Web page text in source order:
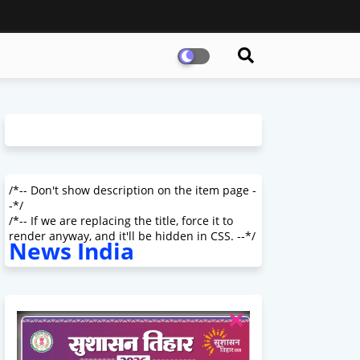
/*-- Don't show description on the item page -
-*/
/*-- If we are replacing the title, force it to
render anyway, and it'll be hidden in CSS. --*/
News India